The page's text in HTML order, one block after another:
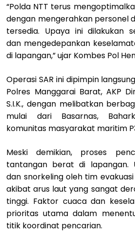
“Polda NTT terus
dengan mengerahkan personel
tersedia. Upaya ini dilakukan
dan mengedepankan
di lapangan,” ujar Kombes Pol
Operasi SAR ini dipimpin
Polres Manggarai Barat, AKP
S.I.K., dengan melibatkan
mulai dari Basarnas,
komunitas masyarakat maritim
Meski demikian, proses
tantangan berat di lapangan.
dan snorkeling oleh tim
akibat arus laut yang sangat
tinggi. Faktor cuaca dan
prioritas utama dalam
titik koordinat pencarian.